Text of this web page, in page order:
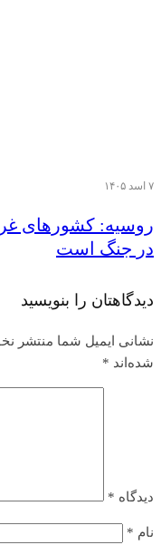
۷ اسد ۱۴۰۵
روسیه: کشورهای
در جنگ است
دیدگاهتان را بنویسید
نشانی ایمیل شما منتشر
شده‌اند *
دیدگاه *
نام *